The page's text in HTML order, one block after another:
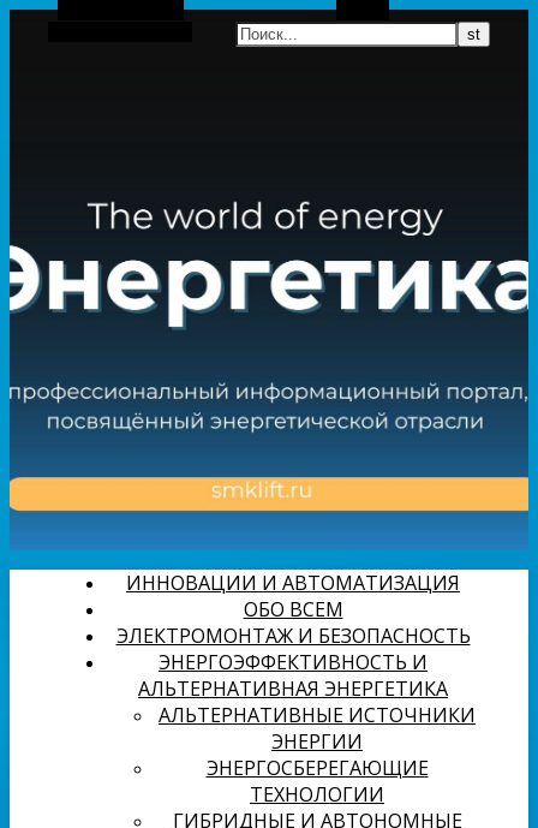
Боковая панель
ИННОВАЦИИ И АВТОМАТИЗАЦИЯ
ОБО ВСЕМ
ЭЛЕКТРОМОНТАЖ И БЕЗОПАСНОСТЬ
ЭНЕРГОЭФФЕКТИВНОСТЬ И
АЛЬТЕРНАТИВНАЯ ЭНЕРГЕТИКА
АЛЬТЕРНАТИВНЫЕ ИСТОЧНИКИ
ЭНЕРГИИ
ЭНЕРГОСБЕРЕГАЮЩИЕ
ТЕХНОЛОГИИ
ГИБРИДНЫЕ И АВТОНОМНЫЕ